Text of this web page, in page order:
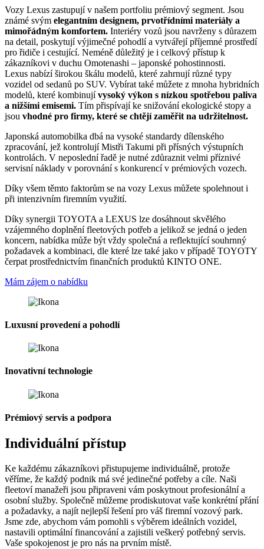
Vozy Lexus zastupují v našem portfoliu prémiový segment. Jsou
známé svým elegantním designem, prvotřídními materiály a
mimořádným komfortem. Interiéry vozů jsou navrženy s důrazem
na detail, poskytují výjimečné pohodlí a vytvářejí příjemné prostředí
pro řidiče i cestující. Neméně důležitý je i celkový přístup k
zákazníkovi v duchu Omotenashi – japonské pohostinnosti.
Lexus nabízí širokou škálu modelů, které zahrnují různé typy
vozidel od sedanů po SUV. Vybírat také můžete z mnoha hybridních
modelů, které kombinujívysoký výkon s nízkou spotřebou paliva
a nižšími emisemi. Tím přispívají ke snižování ekologické stopy a
jsou vhodné pro firmy, které se chtějí zaměřit na udržitelnost.
Japonská automobilka dbá na vysoké standardy dílenského
zpracování, jež kontrolují Mistři Takumi při přísných výstupních
kontrolách. V neposlední řadě je nutné zdůraznit velmi příznivé
servisní náklady v porovnání s konkurencí v prémiových vozech.
Díky všem těmto faktorům se na vozy Lexus můžete spolehnout i
při intenzivním firemním využití.
Díky synergii TOYOTA a LEXUS lze dosáhnout skvělého
vzájemného doplnění fleetových potřeb a jelikož se jedná o jeden
koncern, nabídka může být vždy společná a reflektující souhrnný
požadavek a kombinaci, dle které lze také jako v případě TOYOTY
čerpat prostřednictvím finančních produktů KINTO ONE.
Mám zájem o nabídku
Luxusní provedení a pohodlí
Inovativní technologie
Prémiový servis a podpora
Individuální přístup
Ke každému zákazníkovi přistupujeme individuálně, protože
věříme, že každý podnik má své jedinečné potřeby a cíle. Naši
fleetoví manažeři jsou připraveni vám poskytnout profesionální a
osobní služby. Společně můžeme prodiskutovat vaše konkrétní přání
a požadavky, a najít nejlepší řešení pro váš firemní vozový park.
Jsme zde, abychom vám pomohli s výběrem ideálních vozidel,
nastavili optimální financování a zajistili veškerý potřebný servis.
Vaše spokojenost je pro nás na prvním místě.